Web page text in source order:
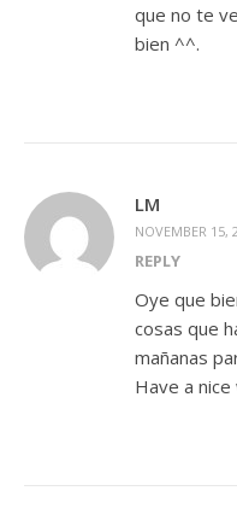
que no te
bien ^^.
LM
NOVEMBER 15,
REPLY
Oye que
cosas que
mañanas
Have a